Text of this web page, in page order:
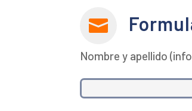

Nombre y apellido